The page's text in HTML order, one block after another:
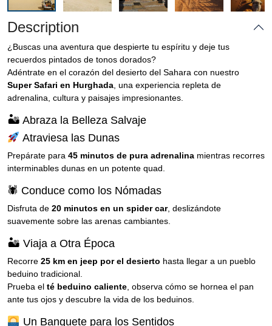
Description
¿Buscas una aventura que despierte tu espíritu y deje tus
recuerdos pintados de tonos dorados?
Adéntrate en el corazón del desierto del Sahara con nuestro
Super Safari en Hurghada , una experiencia repleta de
adrenalina, cultura y paisajes impresionantes.
🏜 Abraza la Belleza Salvaje
Atraviesa las Dunas
Prepárate para 45 minutos de pura adrenalina mientras recorres
interminables dunas en un potente quad.
🕷 Conduce como los Nómadas
Disfruta de 20 minutos en un spider car, deslizándote
suavemente sobre las arenas cambiantes.
🏜 Viaja a Otra Época
Recorre 25 km en jeep por el desierto hasta llegar a un pueblo
beduino tradicional.
Prueba el té beduino caliente, observa cómo se hornea el pan
ante tus ojos y descubre la vida de los beduinos.
Un Banquete para los Sentidos